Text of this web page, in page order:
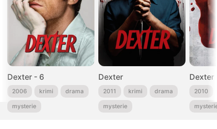
Dexter - 6
2006 krimi drama
mysterie
Dexter
2011 krimi drama
mysterie
Dexter
2010